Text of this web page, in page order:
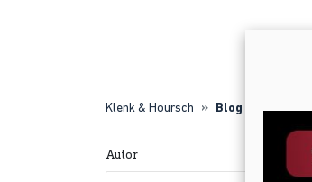
Klenk & Hoursch Blog
Autor